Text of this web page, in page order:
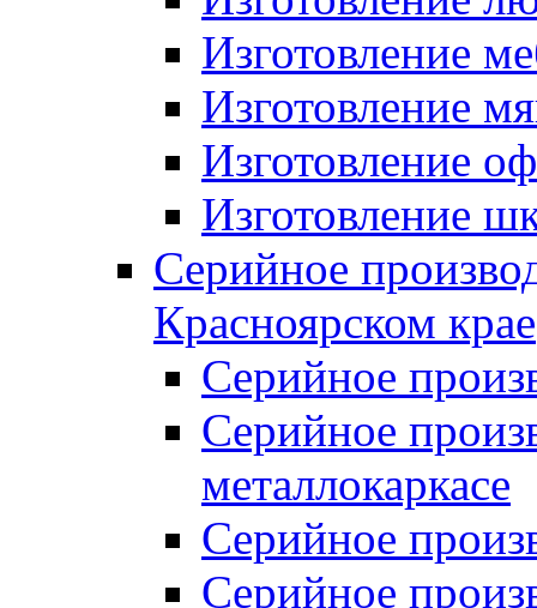
Изготовление
Изготовление
Изготовление
Изготовление
Серийное
Красноярском крае
Серийное
Серийное
металлокаркасе
Серийное
Серийное